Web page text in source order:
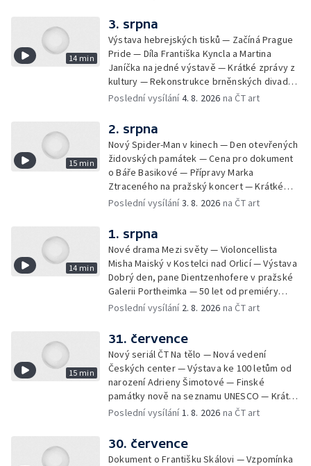
neslyšící
14 min
3. srpna
Výstava hebrejských tisků — Začíná Prague
Pride — Díla Františka Kyncla a Martina
Janíčka na jedné výstavě — Krátké zprávy z
kultury — Rekonstrukce brněnských divadel
— Budoucnost Knihovny Václava Havla —
Kulturní tipy
Poslední vysílání4. 8. 2026 na ČT art
15 min
2. srpna
Nový Spider-Man v kinech — Den otevřených
židovských památek — Cena pro dokument
o Báře Basikové — Přípravy Marka
Ztraceného na pražský koncert — Krátké
zprávy z kultury — Nález historických
Poslední vysílání3. 8. 2026 na ČT art
14 min
1. srpna
Nové drama Mezi světy — Violoncellista
Misha Maiský v Kostelci nad Orlicí — Výstava
Dobrý den, pane Dientzenhofere v pražské
Galerii Portheimka — 50 let od premiéry
filmu Na samotě u lesa — Krátké zprávy z
Mercury
Poslední vysílání 2. 8. 2026 na ČT art
15 min
31. července
Nový seriál ČT Na tělo — Nová vedení
Českých center — Výstava ke 100 letům od
narození Adrieny Šimotové — Finské
památky nově na seznamu UNESCO — Krátké
zprávy z kultury — Začíná Jiráskův Hronov —
Poslední vysílání1. 8. 2026 na ČT art
30. července
Dokument o Františku Skálovi — Vzpomínka